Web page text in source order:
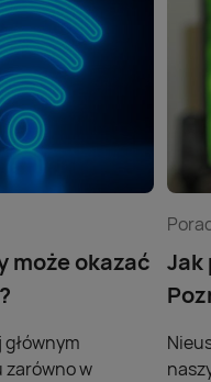
może okazać
zarówno w
Jak